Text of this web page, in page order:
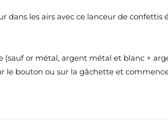
dans les airs avec ce lanceur de
(sauf or métal, argent métal et blanc +
le bouton ou sur la gâchette et
LA LISTE D'ENVIES